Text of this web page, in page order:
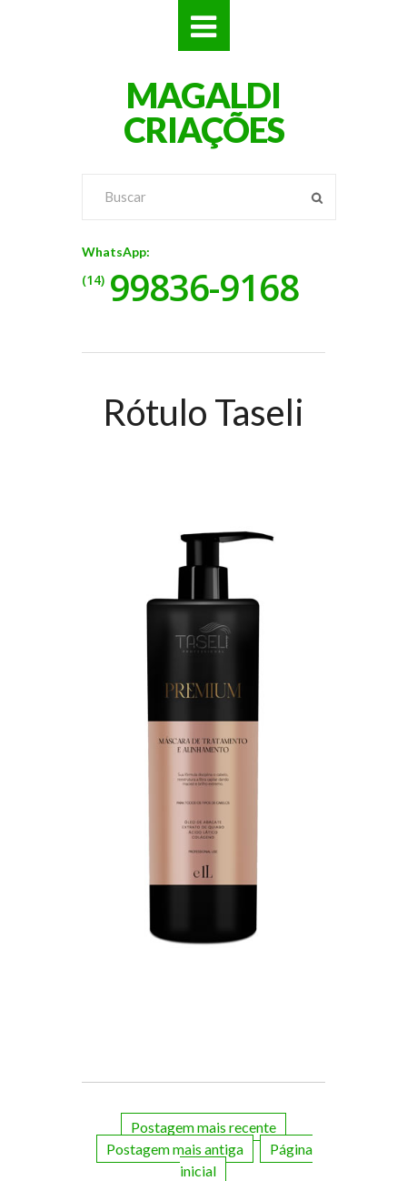
MAGALDI
CRIAÇÕES
WhatsApp:
(14) 99836-9168
Rótulo Taseli
Postagem mais recente
Postagem mais antiga
Página
inicial